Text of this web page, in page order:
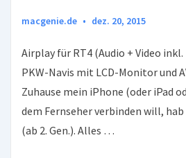
macgenie.de dez. 20, 2015
Airplay für RT4 (Audio + Video
PKW-Navis mit LCD-Monitor und
Zuhause mein iPhone (oder iPad
dem Fernseher verbinden will, hab
(ab 2. Gen.). Alles …